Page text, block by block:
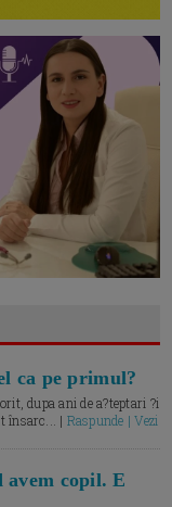
ca pe primul?
dupa ani de a?teptari ?i
însarc... | Raspunde | Vezi
avem copil. E